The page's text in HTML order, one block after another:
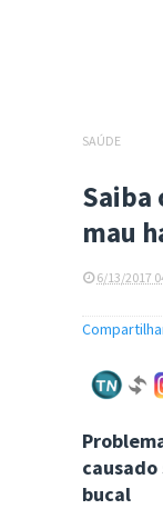
SAÚDE
Saiba
mau
6/13/2017
bucal